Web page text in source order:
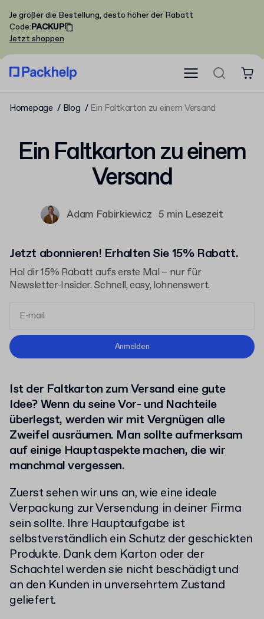
Je größer die Bestellung, desto höher der Rabatt
Code:PACKUP
Jetzt shoppen
Homepage Blog Ein Faltkarton zu einem Versand
Ein Faltkarton zu einem
Versand
Adam Fabirkiewicz 5 min Lesezeit
Jetzt abonnieren! Erhalten Sie 15% Rabatt.
Hol dir 15% Rabatt aufs erste Mal – nur für
Newsletter-Insider. Schnell, easy, lohnenswert.
Allgemeinen Geschäftsbedingungen
Anmelden
Ist der Faltkarton zum Versand eine gute
Idee? Wenn du seine Vor- und Nachteile
überlegst, werden wir mit Vergnügen alle
Zweifel ausräumen. Man sollte aufmerksam
auf einige Hauptaspekte machen, die wir
manchmal vergessen.
Zuerst sehen wir uns an, wie eine ideale
Verpackung zur Versendung in deiner Firma
sein sollte. Ihre Hauptaufgabe ist
selbstverständlich ein Schutz der geschickten
Produkte. Dank dem Karton oder der
Schachtel werden sie nicht beschädigt und
an den Kunden in unversehrtem Zustand
geliefert.